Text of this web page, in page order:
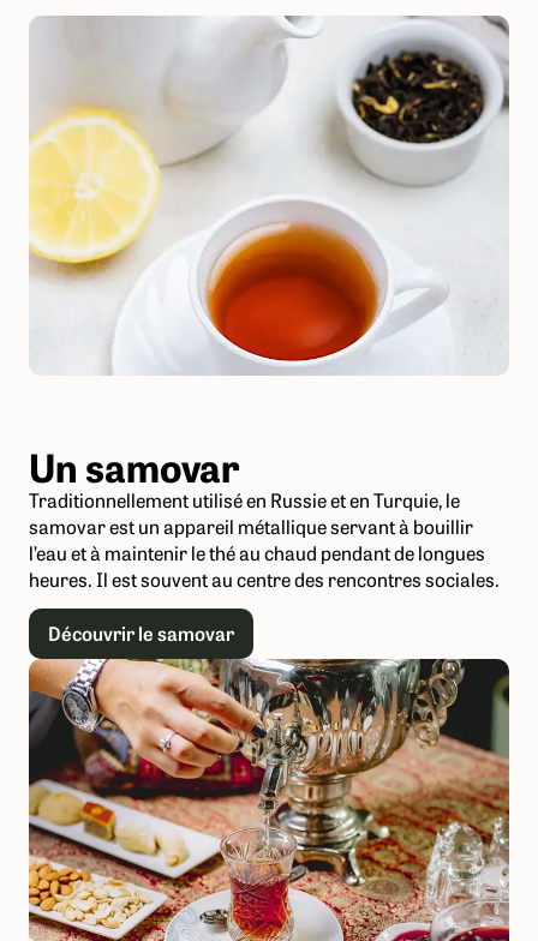
Un samovar
Traditionnellement utilisé en Russie et en Turquie, le
samovar est un appareil métallique servant à bouillir
l’eau et à maintenir le thé au chaud pendant de longues
heures. Il est souvent au centre des rencontres sociales.
Découvrir le samovar